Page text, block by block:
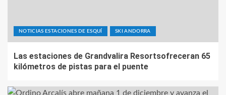
NOTICIAS ESTACIONES DE ESQUÍ SKI ANDORRA
Las estaciones de Grandvalira Resortsofreceran 65
kilómetros de pistas para el puente